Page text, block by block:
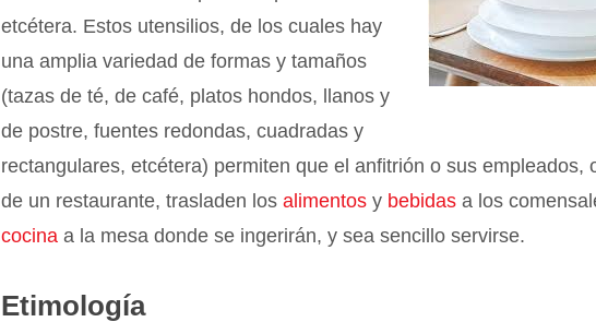
etcétera. Estos utensilios, de los cuales hay
una amplia variedad de formas y tamaños
(tazas de té, de café, platos hondos, llanos y
de postre, fuentes redondas, cuadradas y
rectangulares, etcétera) permiten que el anfitrión o sus empleados,
de un restaurante, trasladen losalimentos y bebidas a los
cocina a la mesa donde se ingerirán, y sea sencillo servirse.
Etimología